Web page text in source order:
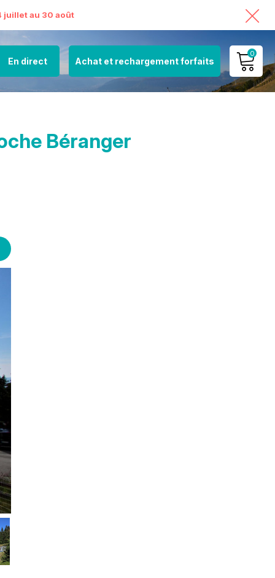
juillet au 30 août
En direct Achat et rechargement forfaits
0
MON COMPTE
Béranger